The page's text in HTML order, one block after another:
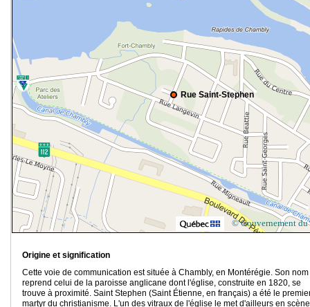
Rue Saint-Stephen
© Gouvernement du
Origine et signification
Cette voie de communication est située à Chambly, en Montérégie. Son nom
reprend celui de la paroisse anglicane dont l'église, construite en 1820, se
trouve à proximité. Saint Stephen (Saint Étienne, en français) a été le
martyr du christianisme. L'un des vitraux de l'église le met d'ailleurs en